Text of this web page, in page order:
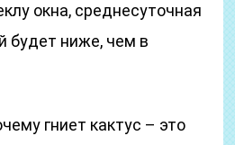
окна, среднесуточная
будет ниже, чем в
гниет кактус – это